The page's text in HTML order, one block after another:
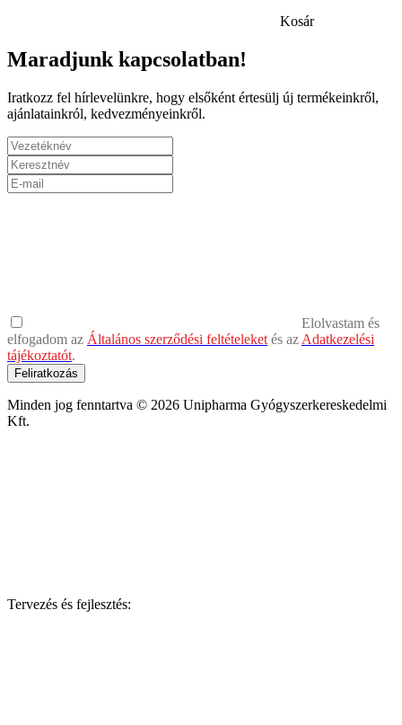
Kosár
Maradjunk kapcsolatban!
Iratkozz fel hírlevelünkre, hogy elsőként értesülj új termékeinkről,
ajánlatainkról, kedvezményeinkről.
Elolvastam és
elfogadom az Általános szerződési feltételeket és az Adatkezelési
tájékoztatót.
Feliratkozás
Minden jog fenntartva © 2026 Unipharma Gyógyszerkereskedelmi
Kft.
Tervezés és fejlesztés: